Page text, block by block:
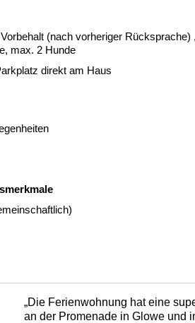
(nach vorheriger Rücksprache)
max. 2 Hunde
direkt am Haus
„Die Ferienwohnung hat eine
an der Promenade in Glowe und